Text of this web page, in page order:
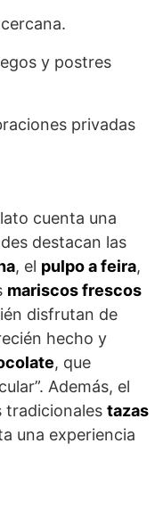
y postres
privadas
cuenta una
destacan las
, el pulpo a feira,
mariscos frescos
disfrutan de
hecho y
, que
Además, el
tradicionales tazas
una experiencia